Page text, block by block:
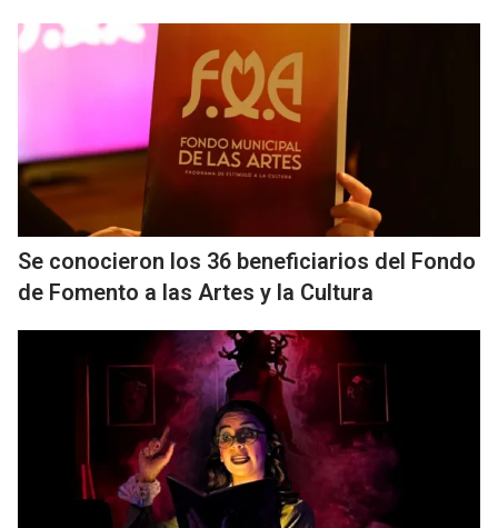
Se conocieron los 36 beneficiarios del Fondo
de Fomento a las Artes y la Cultura